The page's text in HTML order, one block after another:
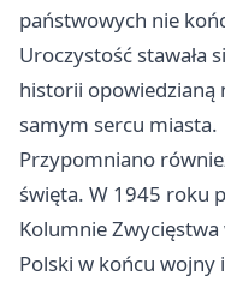
państwowych nie
Uroczystość stawała
historii opowiedzianą
samym sercu miasta.
Przypomniano
święta. W 1945 roku
Kolumnie Zwycięstwa
Polski w końcu wojny